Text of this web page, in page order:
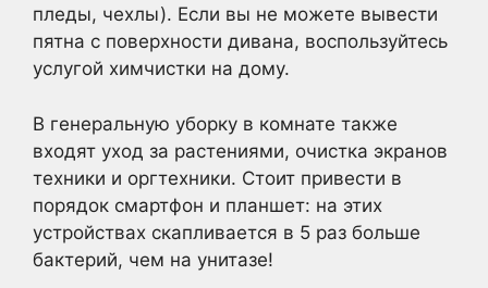
пледы, чехлы). Если вы не можете вывести
пятна с поверхности дивана, воспользуйтесь
услугой химчистки на дому.
В генеральную уборку в комнате также
входят уход за растениями, очистка экранов
техники и оргтехники. Стоит привести в
порядок смартфон и планшет: на этих
устройствах скапливается в 5 раз больше
бактерий, чем на унитазе!